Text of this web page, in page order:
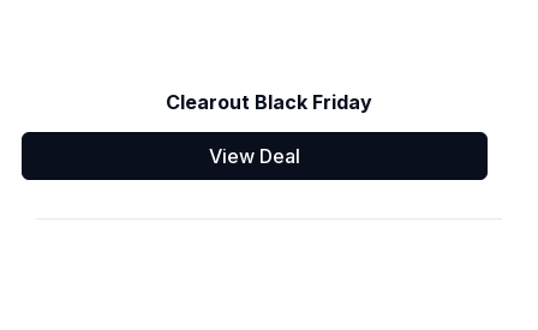
Clearout Black Friday
View Deal